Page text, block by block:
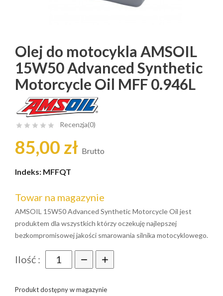
Olej do motocykla AMSOIL
15W50 Advanced Synthetic
Motorcycle Oil MFF 0.946L
     Recenzja(0)
85,00 zł Brutto
Indeks: MFFQT
Towar na magazynie
AMSOIL 15W50 Advanced Synthetic Motorcycle Oil jest
produktem dla wszystkich którzy oczekuję najlepszej
bezkompromisowej jakości smarowania silnika motocyklowego.
Ilość :
Produkt dostępny w magazynie